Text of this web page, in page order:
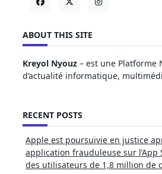
ABOUT THIS SITE
Kreyol Nyouz – est une Platforme
d’actualité informatique,
RECENT POSTS
Apple est poursuivie en justice
application frauduleuse sur l’App
des utilisateurs de 1,8 million de